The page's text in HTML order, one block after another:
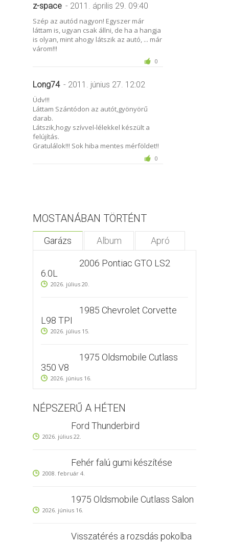
z-space - 2011. április 29. 09:40
Szép az autód nagyon! Egyszer már
láttam is, ugyan csak állni, de ha a hangja
is olyan, mint ahogy látszik az autó, ... már
várom!!!
0
Long74 - 2011. június 27. 12:02
Üdv!!!
Láttam Szántódon az autót,gyönyörű
darab.
Látszik,hogy szívvel-lélekkel készült a
felújítás.
Gratulálok!!! Sok hiba mentes mérföldet!!
0
MOSTANÁBAN TÖRTÉNT
Garázs Album Apró
2006 Pontiac GTO LS2
6.0L
2026. július 20.
1985 Chevrolet Corvette
L98 TPI
2026. július 15.
1975 Oldsmobile Cutlass
350 V8
2026. június 16.
NÉPSZERŰ A HÉTEN
Ford Thunderbird
2026. július 22.
Fehér falú gumi készítése
2008. február 4.
1975 Oldsmobile Cutlass Salon
2026. június 16.
Visszatérés a rozsdás pokolba